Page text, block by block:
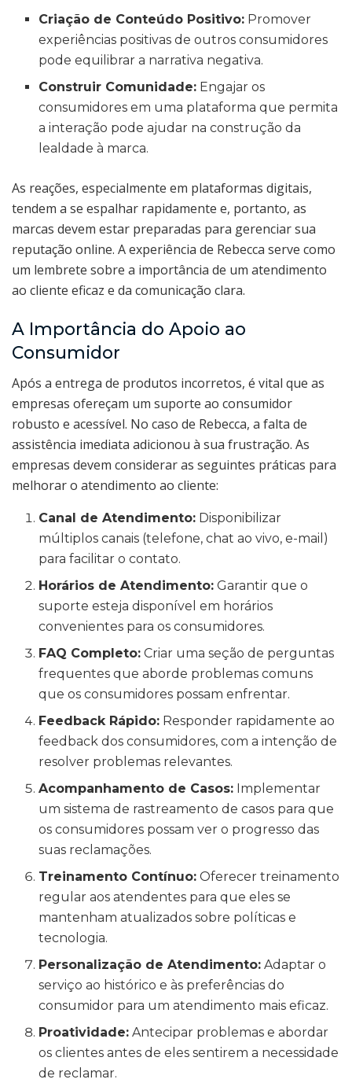
Criação de Conteúdo Positivo: Promover
experiências positivas de outros consumidores
pode equilibrar a narrativa negativa.
Construir Comunidade: Engajar os
consumidores em uma plataforma que permita
a interação pode ajudar na construção da
lealdade à marca.
As reações, especialmente em plataformas digitais,
tendem a se espalhar rapidamente e, portanto, as
marcas devem estar preparadas para gerenciar sua
reputação online. A experiência de Rebecca serve como
um lembrete sobre a importância de um atendimento
ao cliente eficaz e da comunicação clara.
A Importância do Apoio ao
Consumidor
Após a entrega de produtos incorretos, é vital que as
empresas ofereçam um suporte ao consumidor
robusto e acessível. No caso de Rebecca, a falta de
assistência imediata adicionou à sua frustração. As
empresas devem considerar as seguintes práticas para
melhorar o atendimento ao cliente:
Canal de Atendimento: Disponibilizar
múltiplos canais (telefone, chat ao vivo, e-mail)
para facilitar o contato.
Horários de Atendimento: Garantir que o
suporte esteja disponível em horários
convenientes para os consumidores.
FAQ Completo: Criar uma seção de perguntas
frequentes que aborde problemas comuns
que os consumidores possam enfrentar.
Feedback Rápido: Responder rapidamente ao
feedback dos consumidores, com a intenção de
resolver problemas relevantes.
Acompanhamento de Casos: Implementar
um sistema de rastreamento de casos para que
os consumidores possam ver o progresso das
suas reclamações.
Treinamento Contínuo: Oferecer treinamento
regular aos atendentes para que eles se
mantenham atualizados sobre políticas e
tecnologia.
Personalização de Atendimento: Adaptar o
serviço ao histórico e às preferências do
consumidor para um atendimento mais eficaz.
Proatividade: Antecipar problemas e abordar
os clientes antes de eles sentirem a necessidade
de reclamar.